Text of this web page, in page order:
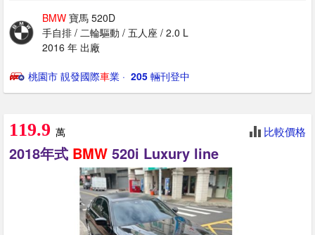
BMW 寶馬 520D
手自排 / 二輪驅動 / 五人座 / 2.0 L
2016 年 出廠
桃園市 靚發國際車業 · ‎ 205 輛刊登中
119.9 萬 比較價格
2018年式 BMW 520i Luxury line